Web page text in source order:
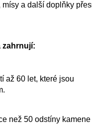
mísy a další doplňky
zahrnují:
až 60 let, které jsou
než 50 odstíny kamene